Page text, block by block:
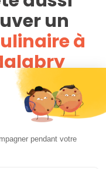
un
à
la France, avec un
Vous pouvez
autour de vous et
culinaire à
à vos attentes et à